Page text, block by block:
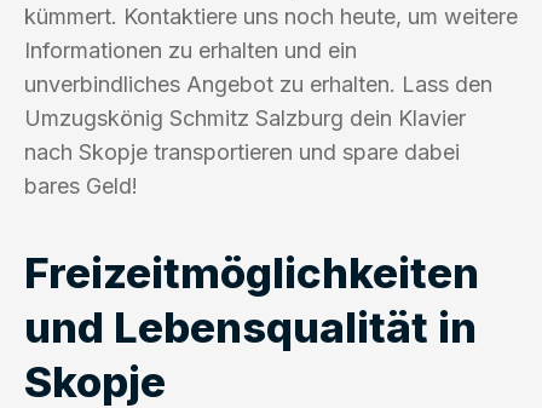
kümmert. Kontaktiere uns noch heute, um weitere
Informationen zu erhalten und ein
unverbindliches Angebot zu erhalten. Lass den
Umzugskönig Schmitz Salzburg dein Klavier
nach Skopje transportieren und spare dabei
bares Geld!
Freizeitmöglichkeiten
und Lebensqualität in
Skopje